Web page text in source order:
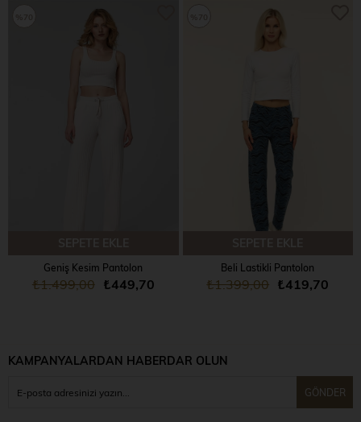
Geniş Kesim Pantolon
₺449,70
₺1.499,00
Beli Lastikli Pantolon
₺419,70
₺1.399,00
KAMPANYALARDAN HABERDAR OLUN
GÖNDER